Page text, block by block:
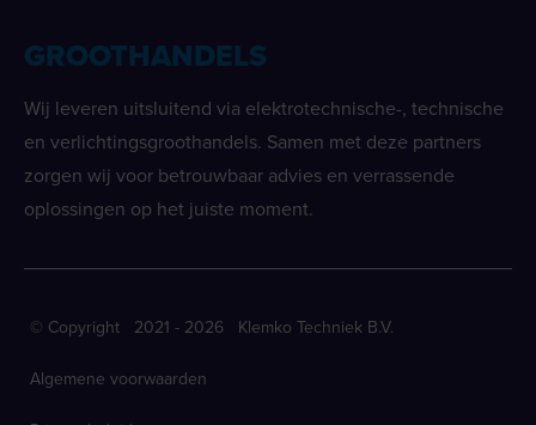
GROOTHANDELS
Wij leveren uitsluitend via elektrotechnische-, technische
en verlichtingsgroothandels. Samen met deze partners
zorgen wij voor betrouwbaar advies en verrassende
oplossingen op het juiste moment.
© Copyright 2021 - 2026 Klemko Techniek B.V.
Algemene voorwaarden